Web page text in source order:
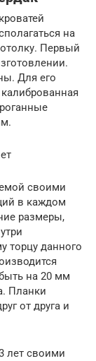
на
Первый
Для его
своими
в каждом
размеры,
торцу данного
на 20 мм
Планки
от друга и
лет своими